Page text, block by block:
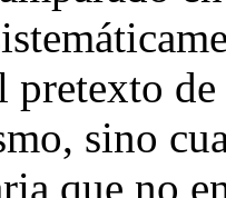
pretexto
sino
que no